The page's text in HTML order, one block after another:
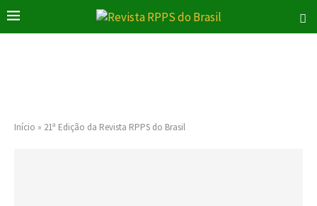
Início » 21ª Edição da Revista RPPS do Brasil